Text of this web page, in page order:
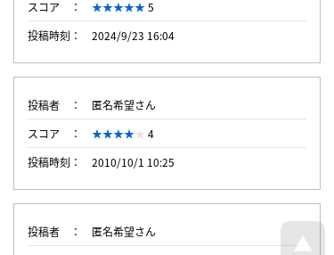
スコア
5
投稿時刻
2024/9/23 16:04
投稿者
匿名希望さん
スコア
4
投稿時刻
2010/10/1 10:25
投稿者
匿名希望さん